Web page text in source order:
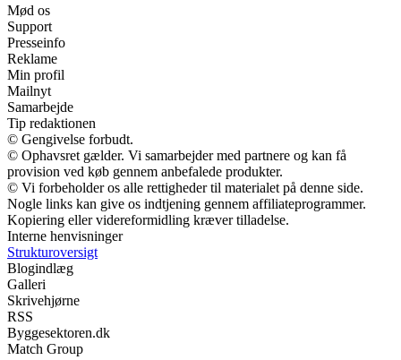
Mød os
Support
Presseinfo
Reklame
Min profil
Mailnyt
Samarbejde
Tip redaktionen
© Gengivelse forbudt.
© Ophavsret gælder. Vi samarbejder med partnere og kan få
provision ved køb gennem anbefalede produkter.
© Vi forbeholder os alle rettigheder til materialet på denne side.
Nogle links kan give os indtjening gennem affiliateprogrammer.
Kopiering eller videreformidling kræver tilladelse.
Interne henvisninger
Strukturoversigt
Blogindlæg
Galleri
Skrivehjørne
RSS
Byggesektoren.dk
Match Group